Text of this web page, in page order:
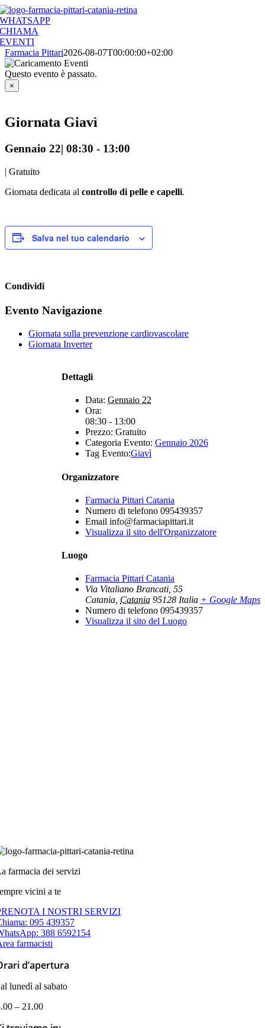
Salta
al
contenuto
WHATSAPP
CHIAMA
EVENTI
Farmacia Pittari2026-08-07T00:00:00+02:00
Questo evento è passato.
×
Giornata Giavì
Gennaio 22| 08:30 - 13:00
| Gratuito
Giornata dedicata al controllo di pelle e capelli.
Salva nel tuo calendario
Condividi
Facebook
X
WhatsApp
Telegram
Evento Navigazione
Giornata sulla prevenzione cardiovascolare
Giornata Inverter
Dettagli
Data: Gennaio 22
Ora:
08:30 - 13:00
Prezzo: Gratuito
Categoria Evento: Gennaio 2026
Tag Evento:Giavì
Organizzatore
Farmacia Pittari Catania
Numero di telefono 095439357
Email info@farmaciapittari.it
Visualizza il sito dell'Organizzatore
Luogo
Farmacia Pittari Catania
Via Vitaliano Brancati, 55
Catania Catania 95128 Italia + Google Maps
Numero di telefono 095439357
Visualizza il sito del Luogo
farmacia dei servizi
vicini a te
I NOSTRI SERVIZI
095 439357
388 6592154
farmacisti
d’apertura
lunedì al sabato
– 21.00